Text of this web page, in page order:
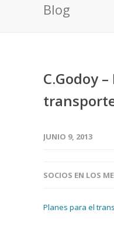
Blog
C.Godoy
JUNIO 9, 2013
SOCIOS EN LOS
Planes para el